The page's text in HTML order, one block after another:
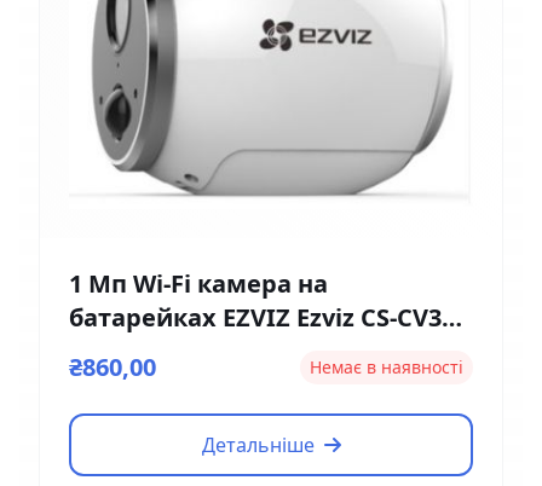
1 Мп Wi-Fi камера на
батарейках EZVIZ Ezviz CS-CV316
(2мм)
₴860,00 Немає в наявності
Детальніше